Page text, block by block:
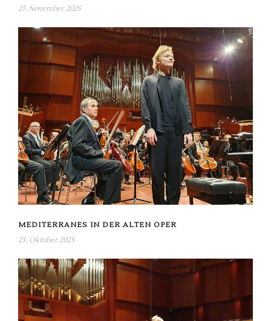
27. November 2025
MEDITERRANES IN DER ALTEN OPER
23. Oktober 2025